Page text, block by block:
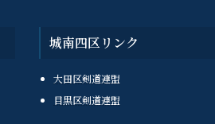
城南四区リンク
大田区剣道連盟
目黒区剣道連盟